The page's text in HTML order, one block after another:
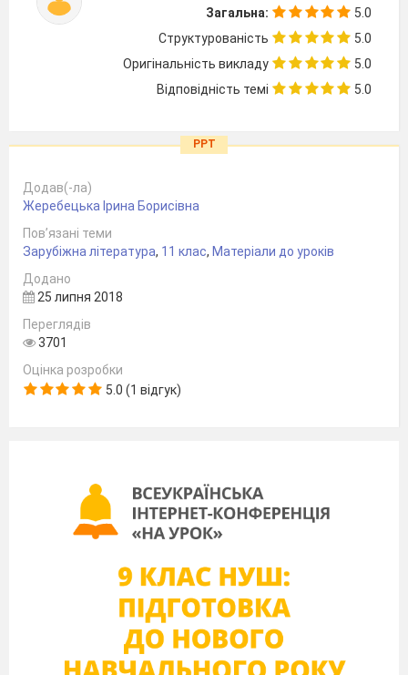
Загальна:
5.0
Структурованість
5.0
Оригінальність викладу
5.0
Відповідність темі
5.0
PPT
Додав(-ла)
Жеребецька Ірина Борисівна
Пов’язані теми
Зарубіжна література, 11 клас, Матеріали до уроків
Додано
25 липня 2018
Переглядів
3701
Оцінка розробки
5.0 (1 відгук)